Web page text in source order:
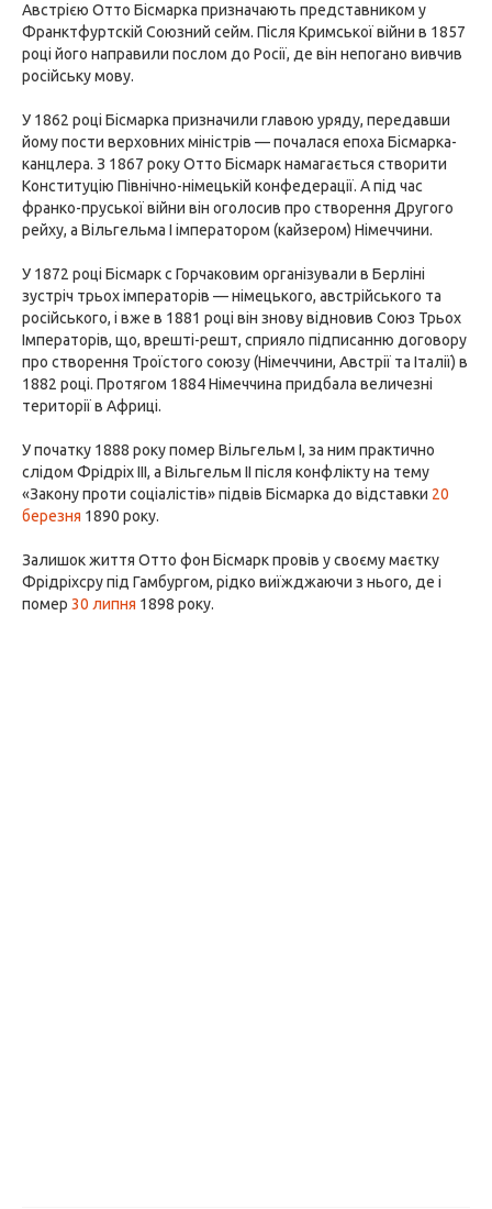
Австрією Отто Бісмарка призначають представником у
Франктфуртскій Союзний сейм. Після Кримської війни в 1857
році його направили послом до Росії, де він непогано вивчив
російську мову.
У 1862 році Бісмарка призначили главою уряду, передавши
йому пости верховних міністрів — почалася епоха Бісмарка-
канцлера. З 1867 року Отто Бісмарк намагається створити
Конституцію Північно-німецькій конфедерації. А під час
франко-пруської війни він оголосив про створення Другого
рейху, а Вільгельма I імператором (кайзером) Німеччини.
У 1872 році Бісмарк c Горчаковим організували в Берліні
зустріч трьох імператорів — німецького, австрійського та
російського, і вже в 1881 році він знову відновив Союз Трьох
Імператорів, що, врешті-решт, сприяло підписанню договору
про створення Троїстого союзу (Німеччини, Австрії та Італії) в
1882 році. Протягом 1884 Німеччина придбала величезні
території в Африці.
У початку 1888 року помер Вільгельм I, за ним практично
слідом Фрідріх III, а Вільгельм II після конфлікту на тему
«Закону проти соціалістів» підвів Бісмарка до відставки 20
березня 1890 року.
Залишок життя Отто фон Бісмарк провів у своєму маєтку
Фрідріхсру під Гамбургом, рідко виїжджаючи з нього, де і
помер 30 липня 1898 року.